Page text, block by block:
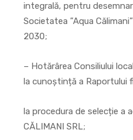
integrală, pentru
Societatea ”Aqua
2030;
– Hotărârea Consiliului
la cunoștință a Raportului
la procedura de selecție a
CĂLIMANI SRL;